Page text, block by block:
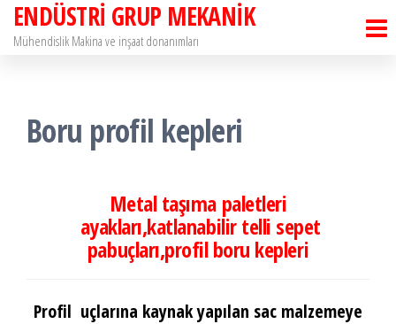
İçeriğe
atla
ENDÜSTRİ GRUP MEKANİK
Mühendislik Makina ve inşaat donanımları
Boru profil kepleri
Metal taşıma paletleri
ayakları,katlanabilir telli sepet
pabuçları,profil boru kepleri
Profil uçlarına kaynak yapılan sac malzemeye